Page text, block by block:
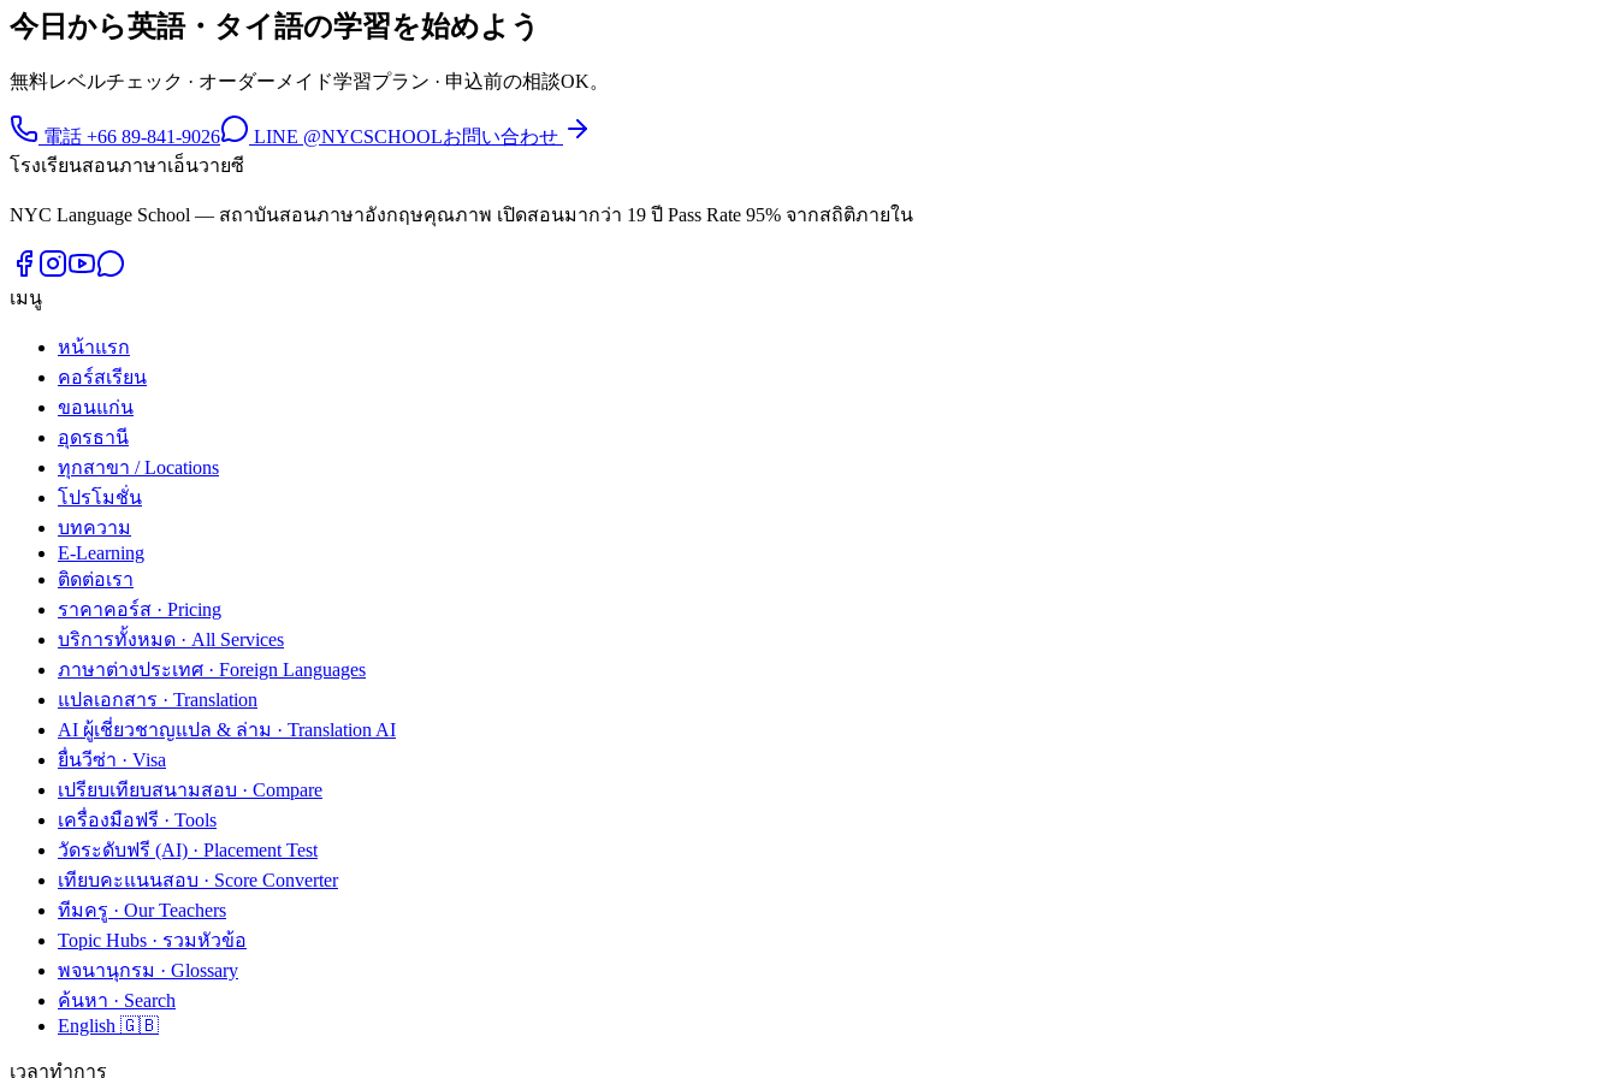
今日から英語・タイ語の学習を始めよう
無料レベルチェック · オーダーメイド学習プラン · 申込前の相談OK。
電話 +66 89-841-9026 LINE @NYCSCHOOLお問い合わせ
โรงเรียนสอนภาษาเอ็นวายซี
NYC Language School — สถาบันสอนภาษาอังกฤษคุณภาพ เปิดสอนมากว่า 19 ปี Pass Rate 95% จากสถิติภายใน
เมนู
หน้าแรก
คอร์สเรียน
ขอนแก่น
อุดรธานี
ทุกสาขา / Locations
โปรโมชั่น
บทความ
E-Learning
ติดต่อเรา
ราคาคอร์ส · Pricing
บริการทั้งหมด · All Services
ภาษาต่างประเทศ · Foreign Languages
แปลเอกสาร · Translation
AI ผู้เชี่ยวชาญแปล & ล่าม · Translation AI
ยื่นวีซ่า · Visa
เปรียบเทียบสนามสอบ · Compare
เครื่องมือฟรี · Tools
วัดระดับฟรี (AI) · Placement Test
เทียบคะแนนสอบ · Score Converter
ทีมครู · Our Teachers
Topic Hubs · รวมหัวข้อ
พจนานุกรม · Glossary
ค้นหา · Search
English 🇬🇧
เวลาทำการ